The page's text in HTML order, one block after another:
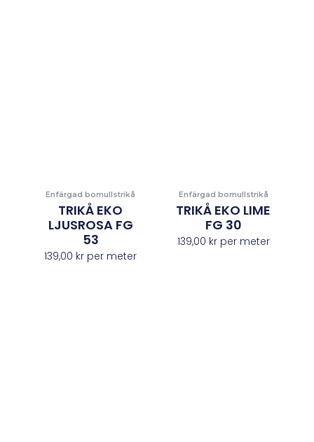
Enfärgad bomullstrikå
TRIKÅ EKO
LJUSROSA FG
53
139,00 kr per meter
Enfärgad bomullstrikå
TRIKÅ EKO LIME
FG 30
139,00 krper meter